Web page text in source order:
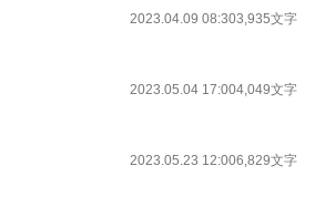
2023.04.09 08:303,935文字
2023.05.04 17:004,049文字
2023.05.23 12:006,829文字